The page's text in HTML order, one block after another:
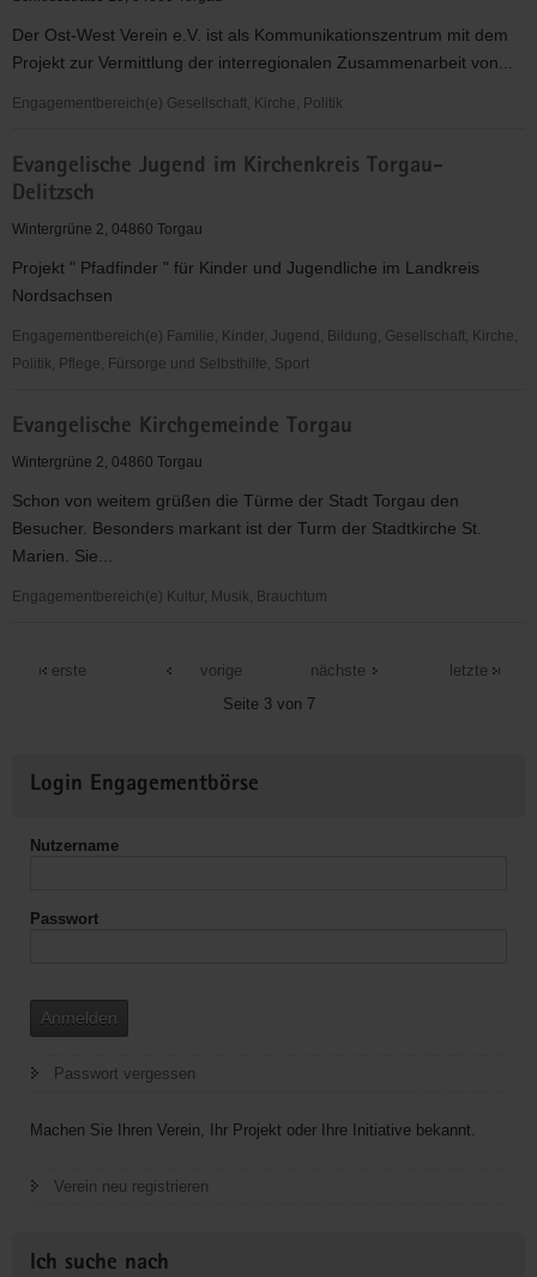
Der Ost-West Verein e.V. ist als Kommunikationszentrum mit dem
Projekt zur Vermittlung der interregionalen Zusammenarbeit von...
Engagementbereich(e) Gesellschaft, Kirche, Politik
West
Verein
e.V.
Evangelische Jugend im Kirchenkreis Torgau-
Delitzsch
Wintergrüne 2, 04860 Torgau
Projekt " Pfadfinder " für Kinder und Jugendliche im Landkreis
Nordsachsen
Engagementbereich(e) Familie, Kinder, Jugend, Bildung, Gesellschaft, Kirche,
Politik, Pflege, Fürsorge und Selbsthilfe, Sport
Jugend
im
Torgau-
Delitzsch
Evangelische Kirchgemeinde Torgau
Wintergrüne 2, 04860 Torgau
Schon von weitem grüßen die Türme der Stadt Torgau den
Besucher. Besonders markant ist der Turm der Stadtkirche St.
Marien. Sie...
Engagementbereich(e) Kultur, Musik, Brauchtum
Kirchgemeinde
erste
vorige
Seite 3 von 7
nächste letzte
Informationen
Login Engagementbörse
Nutzername
Passwort
Anmelden
Passwort vergessen
Machen Sie Ihren Verein, Ihr Projekt oder Ihre Initiative bekannt.
Verein neu registrieren
Ich suche nach